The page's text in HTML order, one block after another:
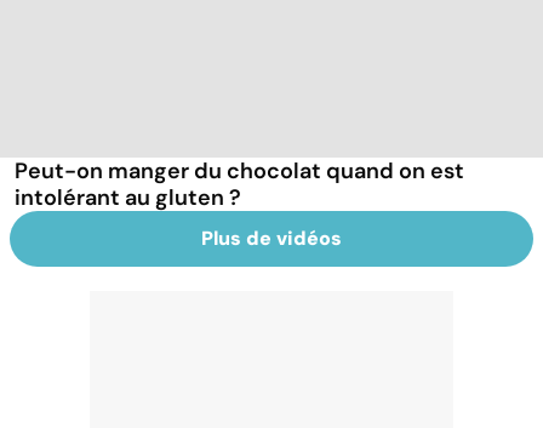
Peut-on manger du chocolat quand on est
intolérant au gluten ?
Plus de vidéos